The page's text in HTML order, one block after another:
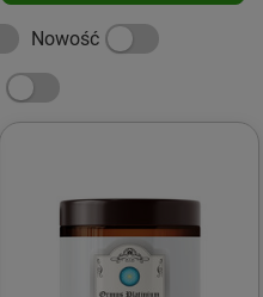
Nowość